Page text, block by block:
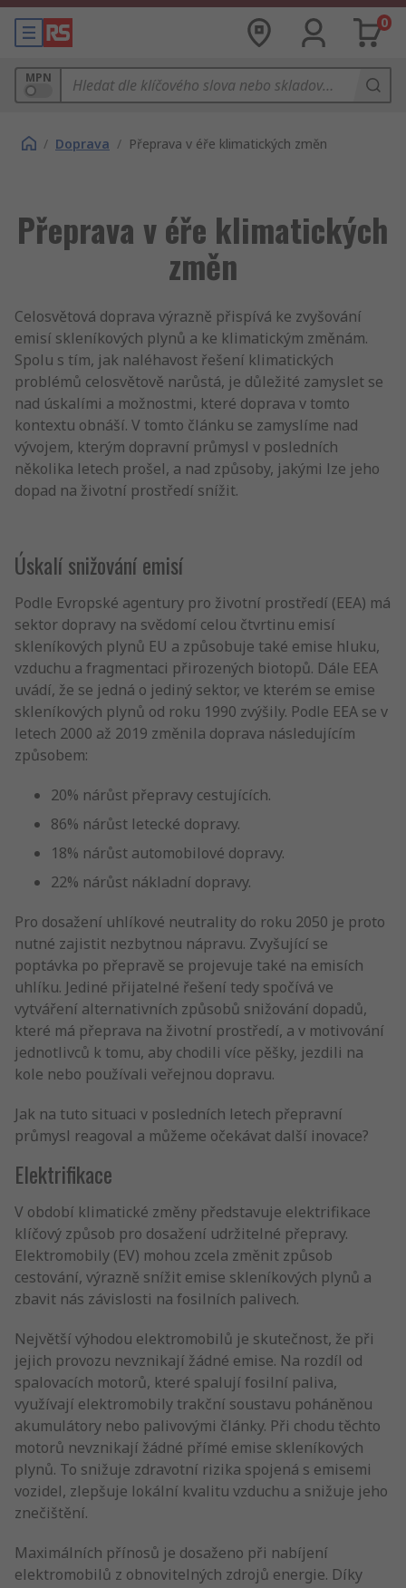
0
MPN
/ Doprava / Přeprava v éře klimatických změn
Přeprava v éře klimatických
změn
Celosvětová doprava výrazně přispívá ke zvyšování
emisí skleníkových plynů a ke klimatickým změnám.
Spolu s tím, jak naléhavost řešení klimatických
problémů celosvětově narůstá, je důležité zamyslet se
nad úskalími a možnostmi, které doprava v tomto
kontextu obnáší. V tomto článku se zamyslíme nad
vývojem, kterým dopravní průmysl v posledních
několika letech prošel, a nad způsoby, jakými lze jeho
dopad na životní prostředí snížit.
Úskalí snižování emisí
Podle Evropské agentury pro životní prostředí (EEA) má
sektor dopravy na svědomí celou čtvrtinu emisí
skleníkových plynů EU a způsobuje také emise hluku,
vzduchu a fragmentaci přirozených biotopů. Dále EEA
uvádí, že se jedná o jediný sektor, ve kterém se emise
skleníkových plynů od roku 1990 zvýšily. Podle EEA se v
letech 2000 až 2019 změnila doprava následujícím
způsobem:
20% nárůst přepravy cestujících.
86% nárůst letecké dopravy.
18% nárůst automobilové dopravy.
22% nárůst nákladní dopravy.
Pro dosažení uhlíkové neutrality do roku 2050 je proto
nutné zajistit nezbytnou nápravu. Zvyšující se
poptávka po přepravě se projevuje také na emisích
uhlíku. Jediné přijatelné řešení tedy spočívá ve
vytváření alternativních způsobů snižování dopadů,
které má přeprava na životní prostředí, a v motivování
jednotlivců k tomu, aby chodili více pěšky, jezdili na
kole nebo používali veřejnou dopravu.
Jak na tuto situaci v posledních letech přepravní
průmysl reagoval a můžeme očekávat další inovace?
Elektrifikace
V období klimatické změny představuje elektrifikace
klíčový způsob pro dosažení udržitelné přepravy.
Elektromobily (EV) mohou zcela změnit způsob
cestování, výrazně snížit emise skleníkových plynů a
zbavit nás závislosti na fosilních palivech.
Největší výhodou elektromobilů je skutečnost, že při
jejich provozu nevznikají žádné emise. Na rozdíl od
spalovacích motorů, které spalují fosilní paliva,
využívají elektromobily trakční soustavu poháněnou
akumulátory nebo palivovými články. Při chodu těchto
motorů nevznikají žádné přímé emise skleníkových
plynů. To snižuje zdravotní rizika spojená s emisemi
vozidel, zlepšuje lokální kvalitu vzduchu a snižuje jeho
znečištění.
Maximálních přínosů je dosaženo při nabíjení
elektromobilů z obnovitelných zdrojů energie. Díky